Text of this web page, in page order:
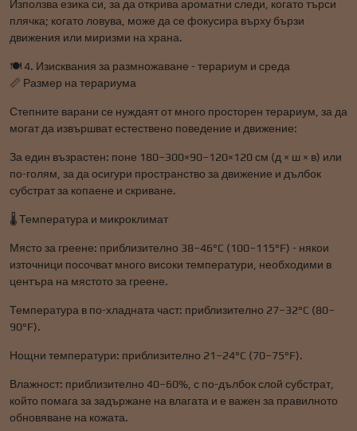
Използва езика си, за да открива ароматни следи, когато търси
плячка; когато ловува, може да се фокусира върху бързи
движения или миризми на храна.
🍽️ 4. Изисквания за размножаване - терариум и среда
📏 Размер на терариума
Степните варани се нуждаят от много просторен терариум, за да
могат да извършват естествено поведение и движение:
За един възрастен: поне 180–300×90–120×120 см (д × ш × в) или
по-голям, за да осигури пространство за движение и дълбок
субстрат за копаене и скриване.
🌡️ Температура и микроклимат
Място за греене: приблизително 38–46°C (100–115°F) - някои
източници посочват много високи температури, необходими в
центъра на мястото за греене.
Температура в по-хладната част: приблизително 27–32°C (80–
90°F).
Нощни температури: приблизително 21–24°C (70–75°F).
Влажност: приблизително 40–60%, с по-дълбок слой субстрат,
който помага за задържане на влагата и е важен за правилното
обновяване на кожата.